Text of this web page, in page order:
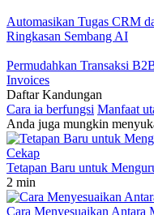
Automasikan Tugas CRM
Ringkasan Sembang AI
Permudahkan Transaksi
Invoices
Daftar Kandungan
Cara ia berfungsi Manfaat
Anda juga mungkin
Tetapan Baru untuk
2 min
Cara Menyesuaikan